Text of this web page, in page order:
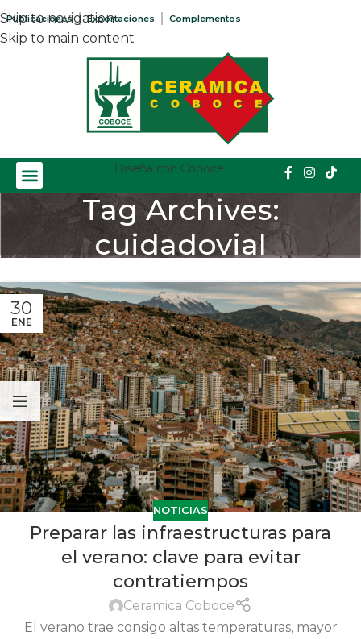
Skip to navigation
Skip to main content
Publicaciones Exportaciones Complementos
Diseña con Coboce
Tag Archives:
cuidadovial
30
ENE
NOTICIAS
Preparar las infraestructuras para
el verano: clave para evitar
contratiempos
Ceramica Coboce
El verano trae consigo altas temperaturas, mayor